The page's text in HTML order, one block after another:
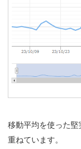
移動平均を使った
重ねています。